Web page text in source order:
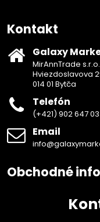
Kontakt
Galaxy
MirAnnTrade s.r.o.
Hviezdoslavova
014 01 Bytča
Telefón
(+421) 902 647
Email
Obchodné